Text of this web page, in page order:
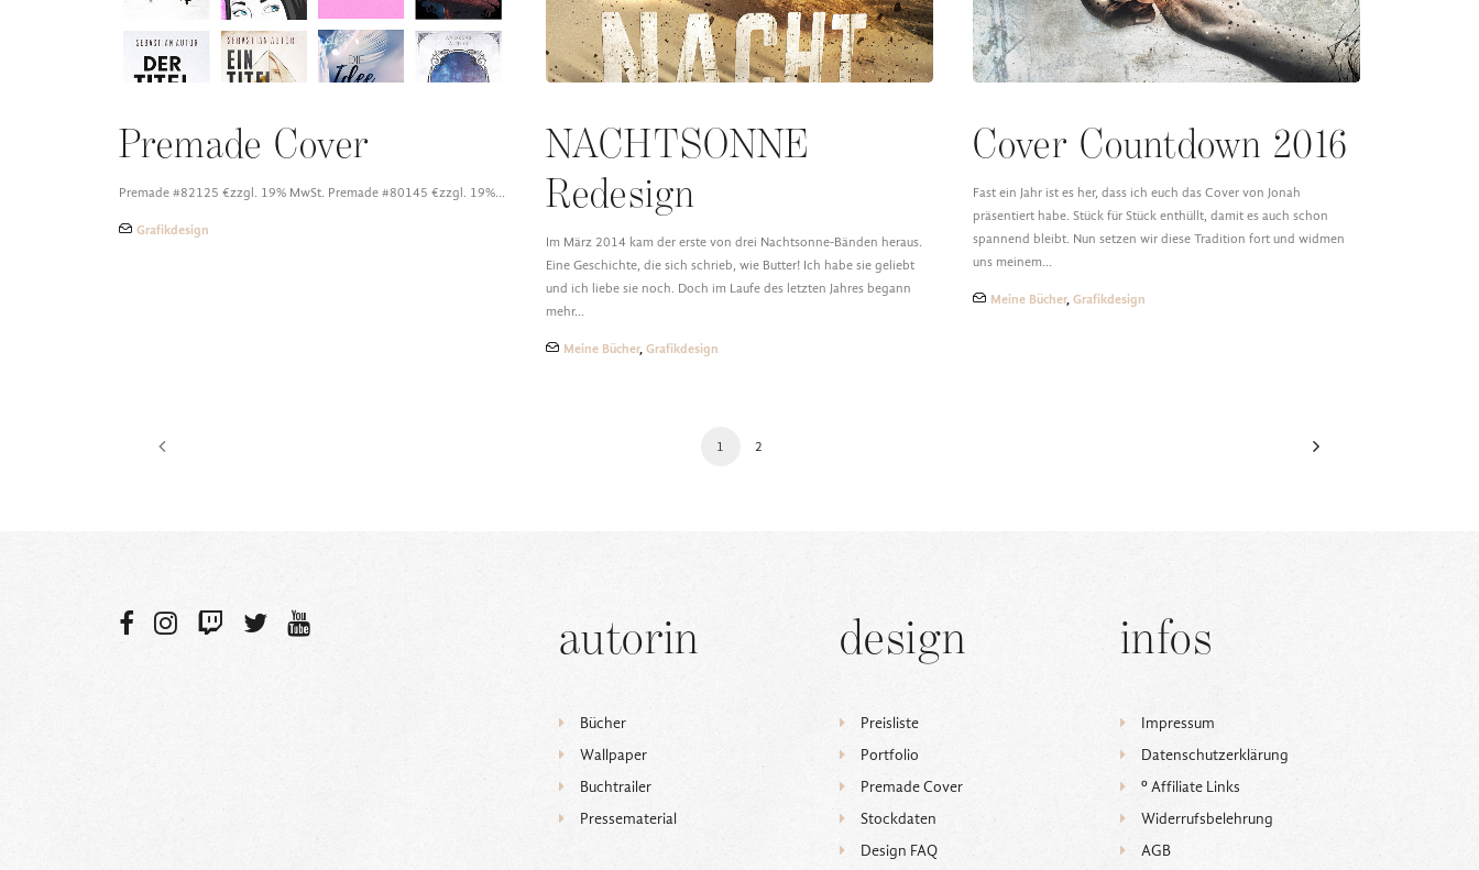
Premade Cover
Premade #82125 €zzgl. 19% MwSt. Premade #80145 €zzgl. 19%…
Grafikdesign
NACHTSONNE
Redesign
Im März 2014 kam der erste von drei Nachtsonne-Bänden heraus.
Eine Geschichte, die sich schrieb, wie Butter! Ich habe sie geliebt
und ich liebe sie noch. Doch im Laufe des letzten Jahres begann
mehr…
Meine Bücher, Grafikdesign
Cover Countdown 2016
Fast ein Jahr ist es her, dass ich euch das Cover von Jonah
präsentiert habe. Stück für Stück enthüllt, damit es auch schon
spannend bleibt. Nun setzen wir diese Tradition fort und widmen
uns meinem…
Meine Bücher, Grafikdesign
1 2
autorin
Bücher
Wallpaper
Buchtrailer
Pressematerial
design
Preisliste
Portfolio
Premade Cover
Stockdaten
Design FAQ
infos
Impressum
Datenschutzerklärung
ᵒ Affiliate Links
Widerrufsbelehrung
AGB